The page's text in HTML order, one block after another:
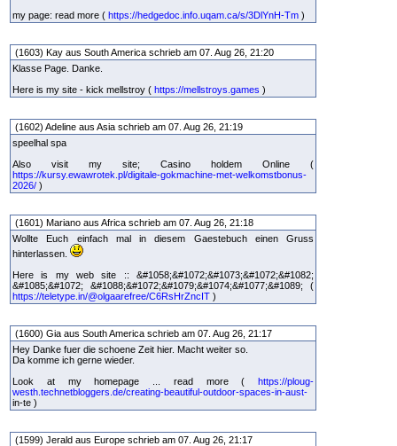
my page: read more ( https://hedgedoc.info.uqam.ca/s/3DlYnH-Tm )
(1603) Kay aus South America schrieb am 07. Aug 26, 21:20
Klasse Page. Danke.
Here is my site - kick mellstroy ( https://mellstroys.games )
(1602) Adeline aus Asia schrieb am 07. Aug 26, 21:19
speelhal spa
Also visit my site; Casino holdem Online (
https://kursy.ewawrotek.pl/digitale-gokmachine-met-welkomstbonus-
2026/ )
(1601) Mariano aus Africa schrieb am 07. Aug 26, 21:18
Wollte Euch einfach mal in diesem Gaestebuch einen Gruss
hinterlassen.
Here is my web site :: &#1058;&#1072;&#1073;&#1072;&#1082;
&#1085;&#1072; &#1088;&#1072;&#1079;&#1074;&#1077;&#1089; (
https://teletype.in/@olgaarefree/C6RsHrZncIT )
(1600) Gia aus South America schrieb am 07. Aug 26, 21:17
Hey Danke fuer die schoene Zeit hier. Macht weiter so.
Da komme ich gerne wieder.
Look at my homepage ... read more ( https://ploug-
westh.technetbloggers.de/creating-beautiful-outdoor-spaces-in-aust-
in-te )
(1599) Jerald aus Europe schrieb am 07. Aug 26, 21:17